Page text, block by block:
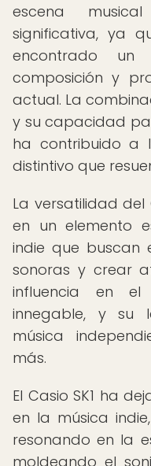
escena
significativa, ya
encontrado
composición y
actual. La
y su capacidad
ha contribuido a
distintivo que
La versatilidad del
en un elemento
indie que buscan
sonoras y crear
influencia en
innegable, y su
música
más.
El Casio SK1 ha
en la música
resonando en la
moldeando el